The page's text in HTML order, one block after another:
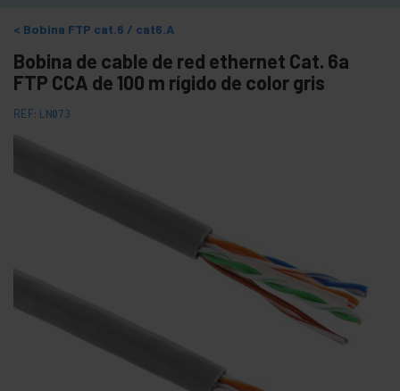
Bobina FTP cat.6 / cat6.A
Bobina de cable de red ethernet Cat. 6a
FTP CCA de 100 m rígido de color gris
REF: LN073